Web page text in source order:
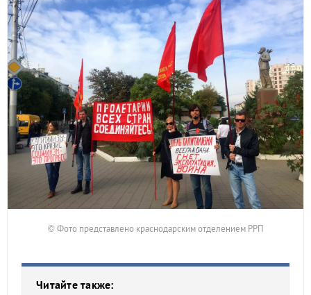
© Фото представлено краснодарским отделением РРП
Читайте также: